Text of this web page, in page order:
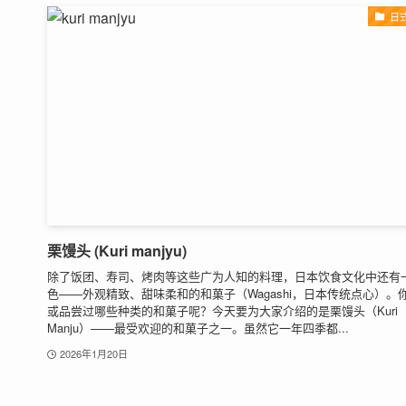
日
栗馒头 (Kuri manjyu)
除了饭团、寿司、烤肉等这些广为人知的料理，日本饮食文化中还有
色——外观精致、甜味柔和的和菓子（Wagashi，日本传统点心）。
或品尝过哪些种类的和菓子呢？今天要为大家介绍的是栗馒头（Kuri
Manju）——最受欢迎的和菓子之一。虽然它一年四季都...
2026年1月20日